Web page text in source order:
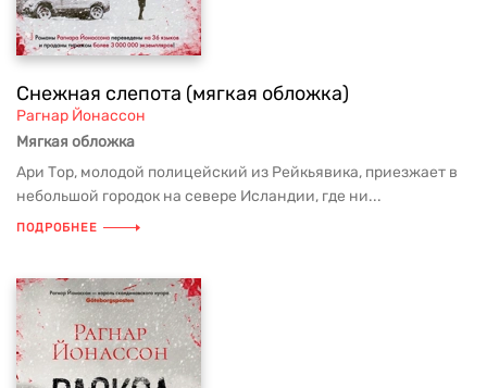
Снежная слепота (мягкая обложка)
Рагнар Йонассон
Мягкая обложка
Ари Тор, молодой полицейский из Рейкьявика, приезжает в
небольшой городок на севере Исландии, где ни...
ПОДРОБНЕЕ